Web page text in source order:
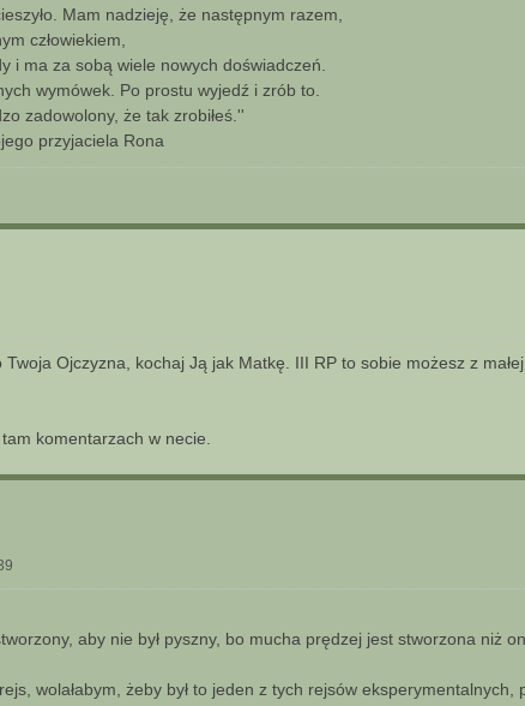
Mam nadzieję, że następnym razem,
człowiekiem,
i ma za sobą wiele nowych doświadczeń.
wymówek. Po prostu wyjedź i zrób to.
zadowolony, że tak zrobiłeś.''
przyjaciela Rona
Ojczyzna, kochaj Ją jak Matkę. III RP to sobie możesz z
komentarzach w necie.
aby nie był pyszny, bo mucha prędzej jest stworzona niż
wolałabym, żeby był to jeden z tych rejsów